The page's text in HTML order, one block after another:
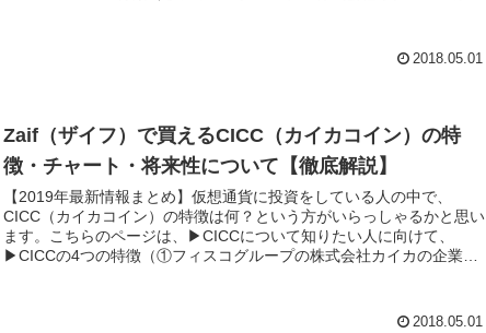
ルを使用⑤JASDAQ上場のネクス株との違い）▶NCXCの将来性・オ
2018.05.01
Zaif（ザイフ）で買えるCICC（カイカコイン）の特
徴・チャート・将来性について【徹底解説】
【2019年最新情報まとめ】仮想通貨に投資をしている人の中で、
CICC（カイカコイン）の特徴は何？という方がいらっしゃるかと思い
ます。こちらのページは、▶CICCについて知りたい人に向けて、
▶CICCの4つの特徴（①フィスコグループの株式会社カイカの企業ト
④XCP（Counterparty）プロトコルを使用⑤JASDAQ上場のカイカ株
2018.05.01